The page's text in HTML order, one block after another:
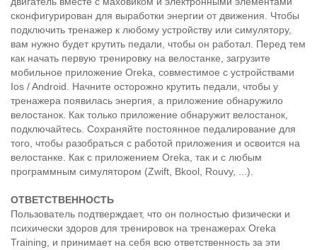
сконфигурирован для выработки энергии от движения. Чтобы
подключить тренажер к любому устройству или симулятору,
вам нужно будет крутить педали, чтобы он работал. Перед тем
как начать первую тренировку на велостанке, загрузите
мобильное приложение Oreka, совместимое с устройствами
Ios / Android. Начните осторожно крутить педали, чтобы у
тренажера появилась энергия, а приложение обнаружило
велостанок. Как только приложение обнаружит велостанок,
подключайтесь. Сохраняйте постоянное педалирование для
того, чтобы разобраться с работой приложения и освоится на
велостанке. Как с приложением Oreka, так и с любым
программным симулятором (Zwift, Bkool, Rouvy, ...).
ОТВЕТСТВЕННОСТЬ
Пользователь подтверждает, что он полностью физически и
психически здоров для тренировок на тренажерах Oreka
Training, и принимает на себя всю ответственность за эти